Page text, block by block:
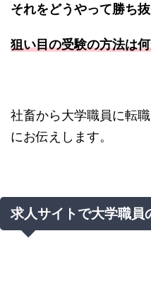
それをどうやって勝ち抜
狙い目の受験の方法は
社畜から大学職員に転
にお伝えします。
求人サイトで大学職員